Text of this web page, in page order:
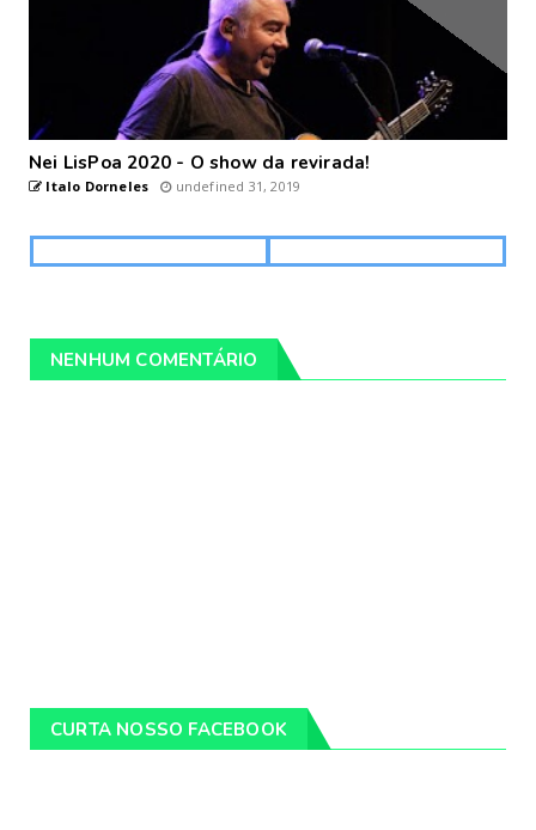
Nei LisPoa 2020 - O show da revirada!
Italo Dorneles undefined 31, 2019
NENHUM COMENTÁRIO
CURTA NOSSO FACEBOOK